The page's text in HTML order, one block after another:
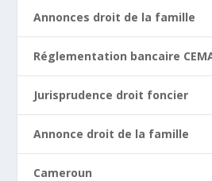
Annonces droit de la famille
Réglementation bancaire
Jurisprudence droit foncier
Annonce droit de la famille
Cameroun